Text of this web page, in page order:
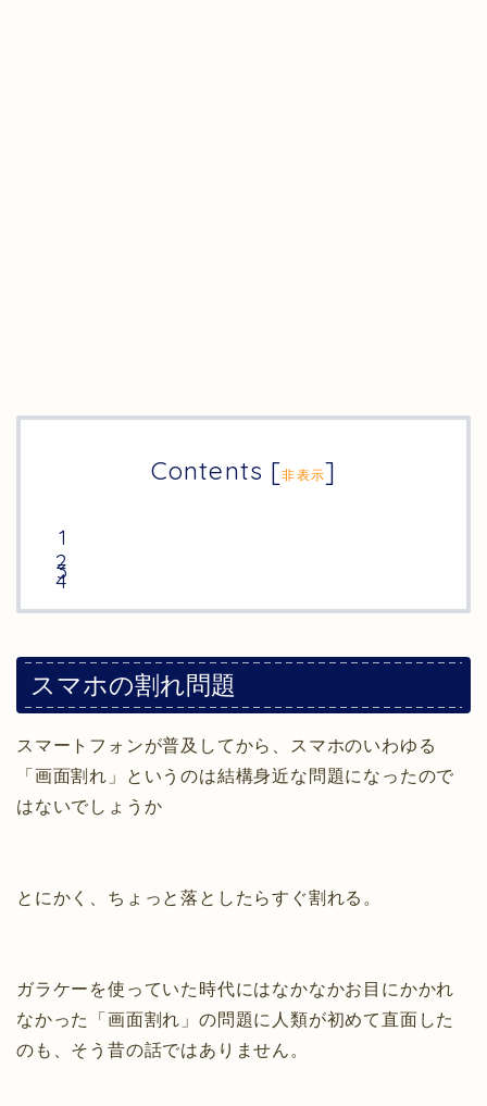
Contents [非表示]
スマホの割れ問題
スマートフォンが普及してから、スマホのいわゆる
「画面割れ」というのは結構身近な問題になったので
はないでしょうか
とにかく、ちょっと落としたらすぐ割れる。
ガラケーを使っていた時代にはなかなかお目にかかれ
なかった「画面割れ」の問題に人類が初めて直面した
のも、そう昔の話ではありません。